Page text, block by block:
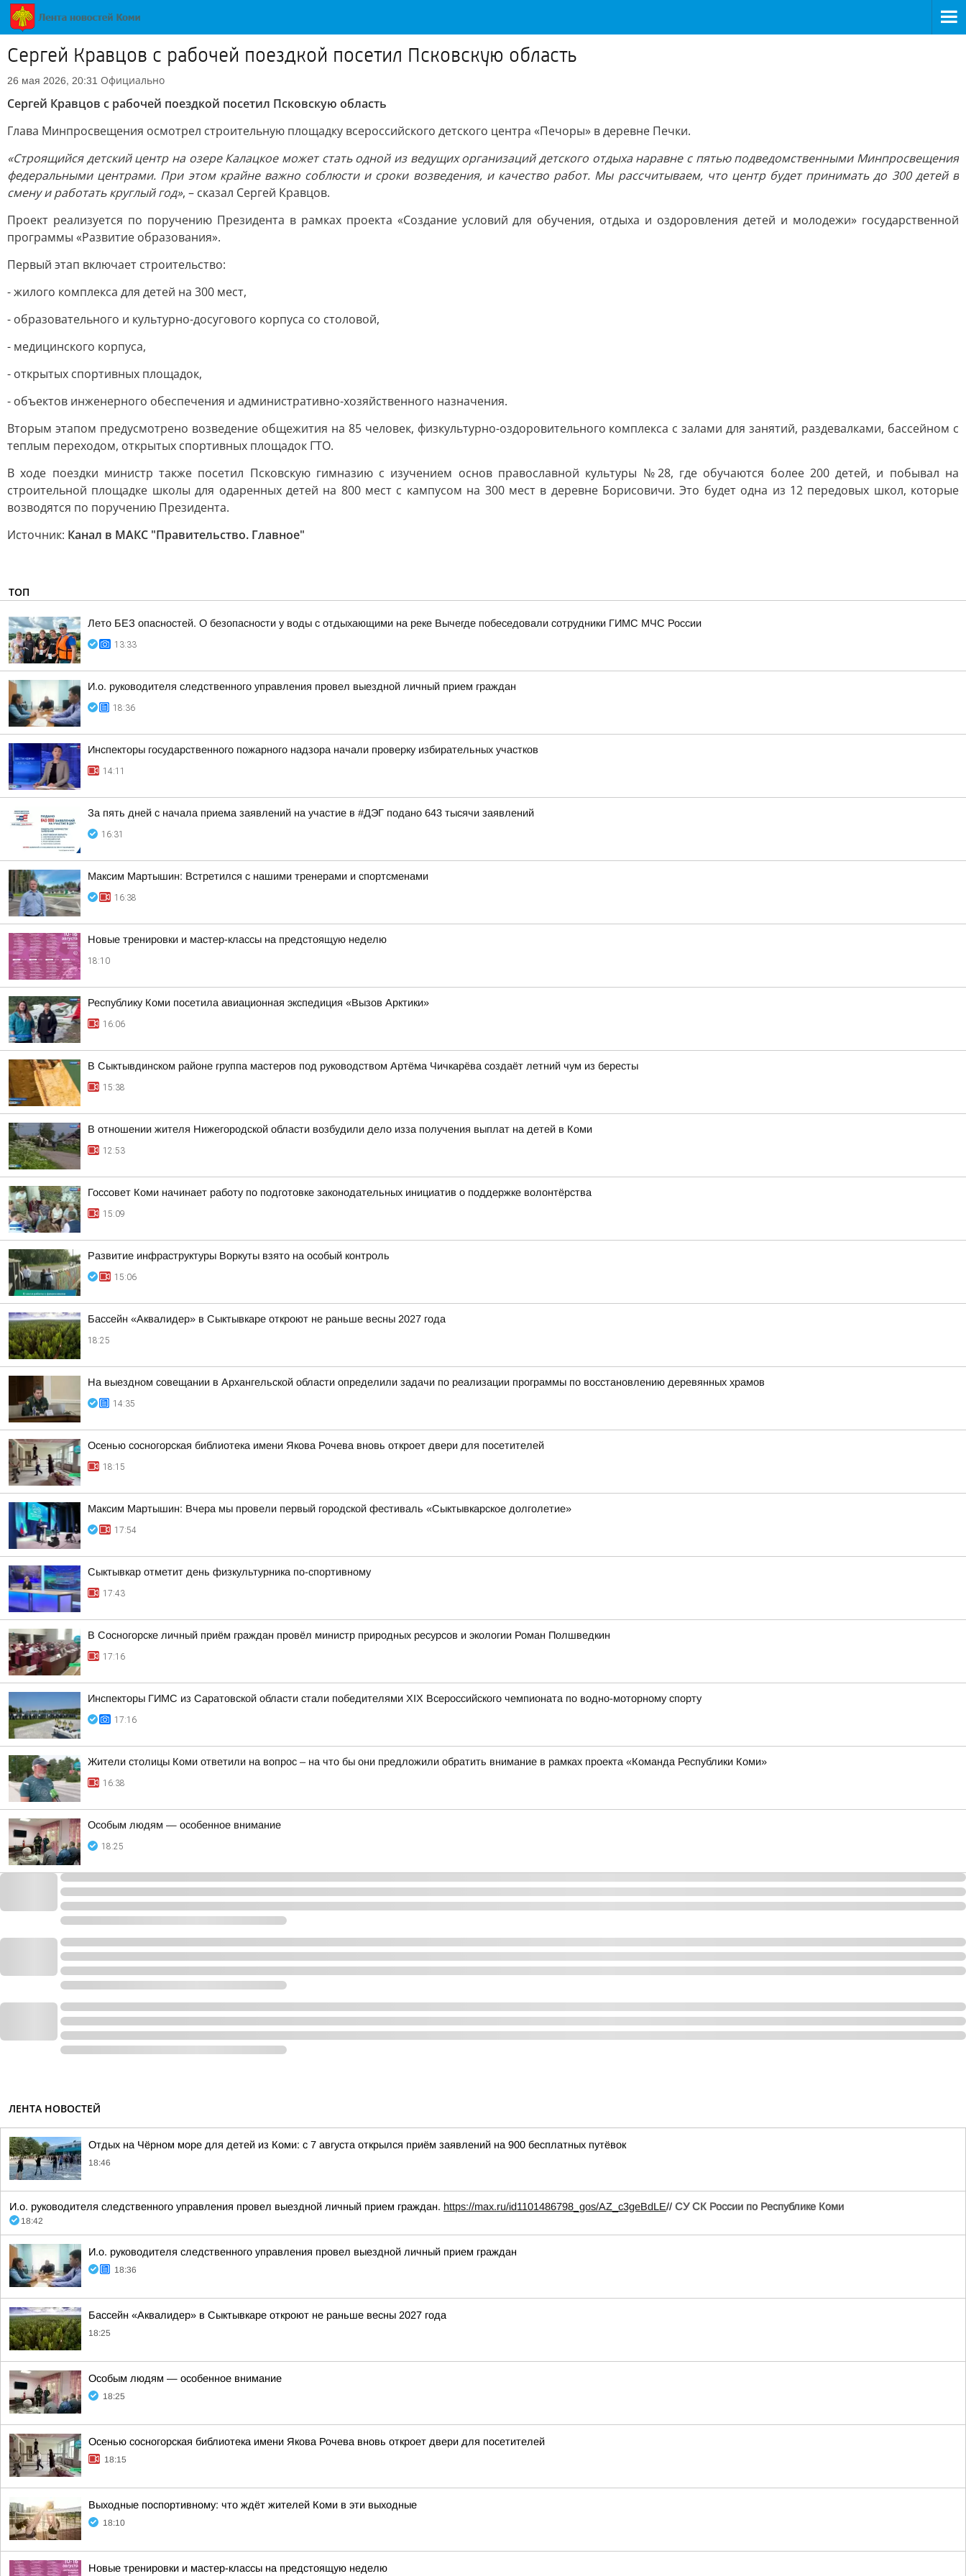
Сергей Кравцов с рабочей поездкой посетил Псковскую область
26 мая 2026, 20:31 Официально
Сергей Кравцов с рабочей поездкой посетил Псковскую область
Глава Минпросвещения осмотрел строительную площадку всероссийского детского центра «Печоры» в деревне Печки.
«Строящийся детский центр на озере Калацкое может стать одной из ведущих организаций детского отдыха наравне с пятью подведомственными Минпросвещения
федеральными центрами. При этом крайне важно соблюсти и сроки возведения, и качество работ. Мы рассчитываем, что центр будет принимать до 300 детей в
смену и работать круглый год», – сказал Сергей Кравцов.
Проект реализуется по поручению Президента в рамках проекта «Создание условий для обучения, отдыха и оздоровления детей и молодежи» государственной
программы «Развитие образования».
Первый этап включает строительство:
- жилого комплекса для детей на 300 мест,
- образовательного и культурно-досугового корпуса со столовой,
- медицинского корпуса,
- открытых спортивных площадок,
- объектов инженерного обеспечения и административно-хозяйственного назначения.
Вторым этапом предусмотрено возведение общежития на 85 человек, физкультурно-оздоровительного комплекса с залами для занятий, раздевалками, бассейном с
теплым переходом, открытых спортивных площадок ГТО.
В ходе поездки министр также посетил Псковскую гимназию с изучением основ православной культуры №28, где обучаются более 200 детей, и побывал на
строительной площадке школы для одаренных детей на 800 мест с кампусом на 300 мест в деревне Борисовичи. Это будет одна из 12 передовых школ, которые
возводятся по поручению Президента.
Источник: Канал в МАКС "Правительство. Главное"
ТОП
Лето БЕЗ опасностей. О безопасности у воды с отдыхающими на реке Вычегде побеседовали сотрудники ГИМС МЧС России
13:33
И.о. руководителя следственного управления провел выездной личный прием граждан
18:36
Инспекторы государственного пожарного надзора начали проверку избирательных участков
14:11
За пять дней с начала приема заявлений на участие в #ДЭГ подано 643 тысячи заявлений
16:31
Максим Мартышин: Встретился с нашими тренерами и спортсменами
16:38
Новые тренировки и мастер-классы на предстоящую неделю
18:10
Республику Коми посетила авиационная экспедиция «Вызов Арктики»
16:06
В Сыктывдинском районе группа мастеров под руководством Артёма Чичкарёва создаёт летний чум из бересты
15:38
В отношении жителя Нижегородской области возбудили дело изза получения выплат на детей в Коми
12:53
Госсовет Коми начинает работу по подготовке законодательных инициатив о поддержке волонтёрства
15:09
Развитие инфраструктуры Воркуты взято на особый контроль
15:06
Бассейн «Аквалидер» в Сыктывкаре откроют не раньше весны 2027 года
18:25
На выездном совещании в Архангельской области определили задачи по реализации программы по восстановлению деревянных храмов
14:35
Осенью сосногорская библиотека имени Якова Рочева вновь откроет двери для посетителей
18:15
Максим Мартышин: Вчера мы провели первый городской фестиваль «Сыктывкарское долголетие»
17:54
Сыктывкар отметит день физкультурника по-спортивному
17:43
В Сосногорске личный приём граждан провёл министр природных ресурсов и экологии Роман Полшведкин
17:16
Инспекторы ГИМС из Саратовской области стали победителями XIX Всероссийского чемпионата по водно-моторному спорту
17:16
Жители столицы Коми ответили на вопрос – на что бы они предложили обратить внимание в рамках проекта «Команда Республики Коми»
16:38
Особым людям — особенное внимание
18:25
ЛЕНТА НОВОСТЕЙ
Отдых на Чёрном море для детей из Коми: с 7 августа открылся приём заявлений на 900 бесплатных путёвок
18:46
И.о. руководителя следственного управления провел выездной личный прием граждан. https://max.ru/id1101486798_gos/AZ_c3geBdLE// СУ СК России по Республике Коми
18:42
И.о. руководителя следственного управления провел выездной личный прием граждан
18:36
Бассейн «Аквалидер» в Сыктывкаре откроют не раньше весны 2027 года
18:25
Особым людям — особенное внимание
18:25
Осенью сосногорская библиотека имени Якова Рочева вновь откроет двери для посетителей
18:15
Выходные поспортивному: что ждёт жителей Коми в эти выходные
18:10
Новые тренировки и мастер-классы на предстоящую неделю